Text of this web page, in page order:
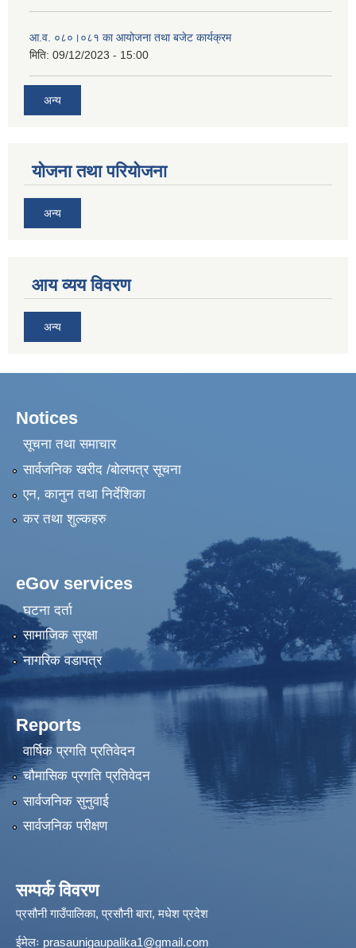
आ.व. ०८०।०८१ का आयोजना तथा बजेट कार्यक्रम
मिति: 09/12/2023 - 15:00
अन्य
योजना तथा परियोजना
अन्य
आय व्यय विवरण
अन्य
Notices
सूचना तथा समाचार
सार्वजनिक खरीद /बोलपत्र सूचना
एन, कानुन तथा निर्देशिका
कर तथा शुल्कहरु
eGov services
घटना दर्ता
सामाजिक सुरक्षा
नागरिक वडापत्र
Reports
वार्षिक प्रगति प्रतिवेदन
चौमासिक प्रगति प्रतिवेदन
सार्वजनिक सुनुवाई
सार्वजनिक परीक्षण
सम्पर्क विवरण
प्रसौनी गाउँपालिका, प्रसौनी बारा, मधेश प्रदेश
ईमेलः prasaunigaupalika1@gmail.com